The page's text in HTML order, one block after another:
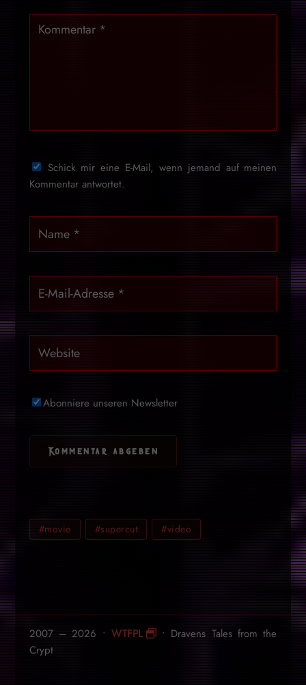
Schick mir eine E-Mail, wenn jemand auf meinen
Kommentar antwortet.
Abonniere unseren Newsletter
#movie #supercut #video
2007 – 2026 •WTFPL
• Dravens Tales from the
Crypt